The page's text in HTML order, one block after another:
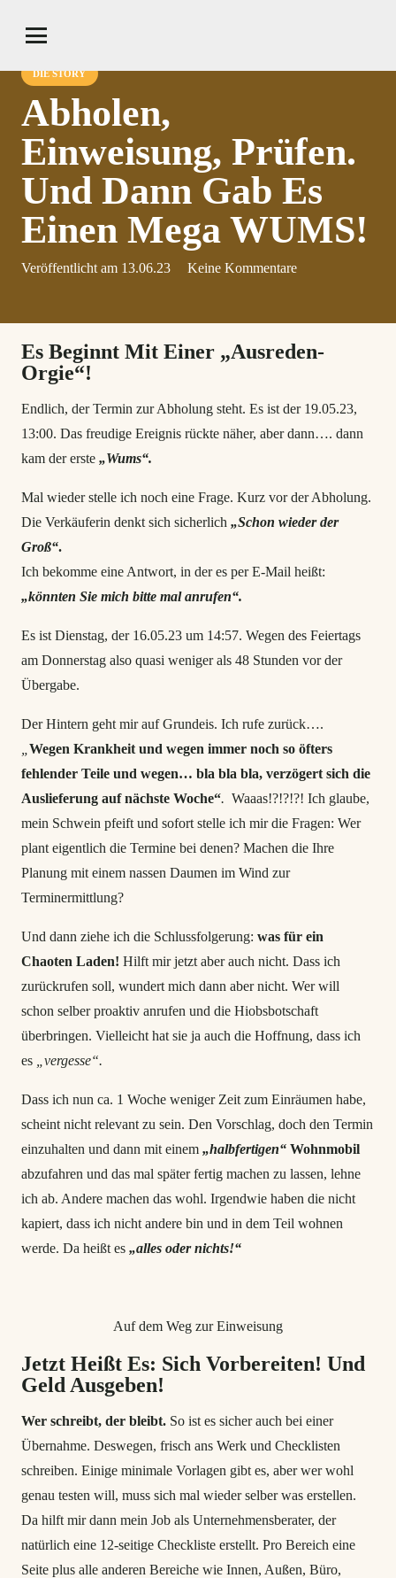
DIE STORY
Abholen,
Einweisung, Prüfen.
Und Dann Gab Es
Einen Mega WUMS!
Veröffentlicht am 13.06.23 Keine Kommentare
Es Beginnt Mit Einer „Ausreden-
Orgie“!
Endlich, der Termin zur Abholung steht. Es ist der 19.05.23,
13:00. Das freudige Ereignis rückte näher, aber dann…. dann
kam der erste „Wums“.
Mal wieder stelle ich noch eine Frage. Kurz vor der Abholung.
Die Verkäuferin denkt sich sicherlich „Schon wieder der
Groß“.
Ich bekomme eine Antwort, in der es per E-Mail heißt:
„könnten Sie mich bitte mal anrufen“.
Es ist Dienstag, der 16.05.23 um 14:57. Wegen des Feiertags
am Donnerstag also quasi weniger als 48 Stunden vor der
Übergabe.
Der Hintern geht mir auf Grundeis. Ich rufe zurück….
Wegen Krankheit und wegen immer noch so öfters
fehlender Teile und wegen… bla bla bla, verzögert sich die
Auslieferung auf nächste Woche“. Waaas!?!?!?! Ich glaube,
mein Schwein pfeift und sofort stelle ich mir die Fragen: Wer
plant eigentlich die Termine bei denen? Machen die Ihre
Planung mit einem nassen Daumen im Wind zur
Terminermittlung?
Und dann ziehe ich die Schlussfolgerung: was für ein
Chaoten Laden! Hilft mir jetzt aber auch nicht. Dass ich
zurückrufen soll, wundert mich dann aber nicht. Wer will
schon selber proaktiv anrufen und die Hiobsbotschaft
überbringen. Vielleicht hat sie ja auch die Hoffnung, dass ich
es
„vergesse“.
Dass ich nun ca. 1 Woche weniger Zeit zum Einräumen habe,
scheint nicht relevant zu sein. Den Vorschlag, doch den Termin
einzuhalten und dann mit einem „halbfertigen“ Wohnmobil
abzufahren und das mal später fertig machen zu lassen, lehne
ich ab. Andere machen das wohl. Irgendwie haben die nicht
kapiert, dass ich nicht andere bin und in dem Teil wohnen
werde. Da heißt es „alles oder nichts!“
Auf dem Weg zur Einweisung
Jetzt Heißt Es: Sich Vorbereiten! Und
Geld Ausgeben!
Wer schreibt, der bleibt. So ist es sicher auch bei einer
Übernahme. Deswegen, frisch ans Werk und Checklisten
schreiben. Einige minimale Vorlagen gibt es, aber wer wohl
genau testen will, muss sich mal wieder selber was erstellen.
Da hilft mir dann mein Job als Unternehmensberater, der
natürlich eine 12-seitige Checkliste erstellt. Pro Bereich eine
Seite plus alle anderen Bereiche wie Innen, Außen, Büro,